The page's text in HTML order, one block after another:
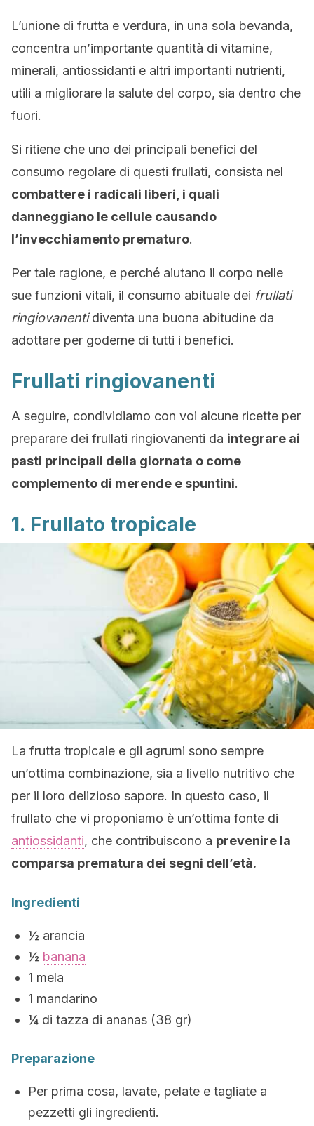
L’unione di frutta e verdura, in una sola bevanda,
concentra un’importante quantità di vitamine,
minerali, antiossidanti e altri importanti nutrienti,
utili a migliorare la salute del corpo, sia dentro che
fuori.
Si ritiene che uno dei principali benefici del
consumo regolare di questi frullati, consista nel
combattere i radicali liberi, i quali
danneggiano le cellule causando
l’invecchiamento prematuro.
Per tale ragione, e perché aiutano il corpo nelle
sue funzioni vitali, il consumo abituale dei frullati
ringiovanentidiventa una buona abitudine da
adottare per goderne di tutti i benefici.
Frullati ringiovanenti
A seguire, condividiamo con voi alcune ricette per
preparare dei frullati ringiovanenti da integrare ai
pasti principali della giornata o come
complemento di merende e spuntini.
1. Frullato tropicale
La frutta tropicale e gli agrumi sono sempre
un’ottima combinazione, sia a livello nutritivo che
per il loro delizioso sapore. In questo caso, il
frullato che vi proponiamo è un’ottima fonte di
antiossidanti, che contribuiscono a prevenire la
comparsa prematura dei segni dell’età.
Ingredienti
½ arancia
½ banana
1 mela
1 mandarino
¼ di tazza di ananas (38 gr)
Preparazione
Per prima cosa, lavate, pelate e tagliate a
pezzetti gli ingredienti.